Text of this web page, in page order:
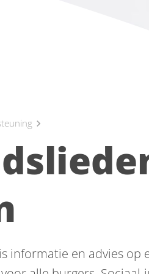
chevron_right
informatie en advies op